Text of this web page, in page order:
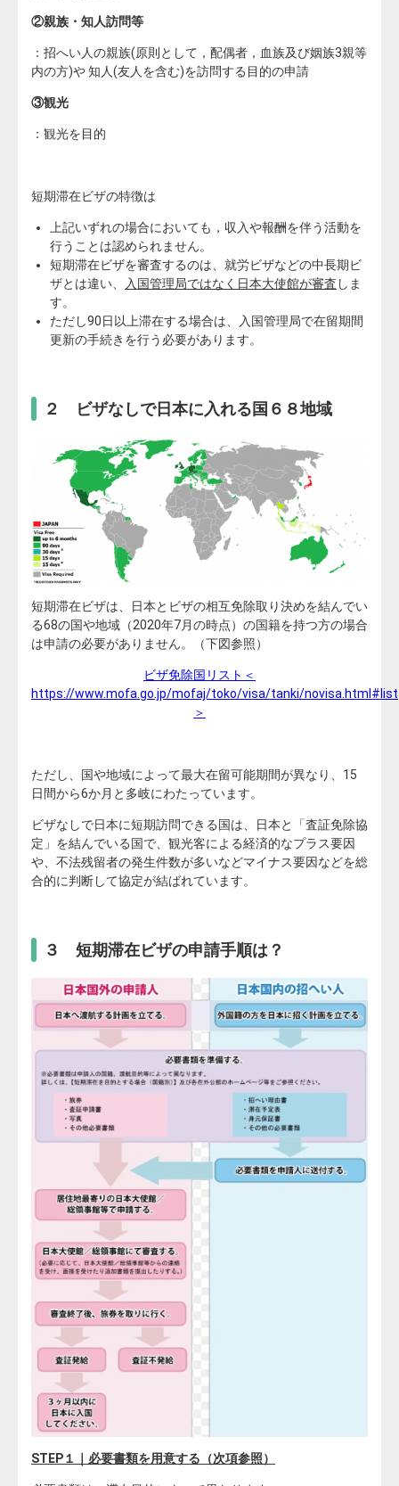
②親族・知人訪問等
：招へい人の親族(原則として，配偶者，血族及び姻族3親等
内の方)や 知人(友人を含む)を訪問する目的の申請
③観光
：観光を目的
短期滞在ビザの特徴は
上記いずれの場合においても，収入や報酬を伴う活動を
行うことは認められません。
短期滞在ビザを審査するのは、就労ビザなどの中長期ビ
ザとは違い、
入国管理局ではなく日本大使館が審査 しま
す。
ただし90日以上滞在する場合は、入国管理局で在留期間
更新の手続きを行う必要があります。
２ ビザなしで日本に入れる国６８地域
短期滞在ビザは、
日本とビザの相互免除取り決めを結んでい
る68の国や地域（2020年7月の時点）の国籍を持つ方の場合
は申請の必要がありません。（下図参照）
ビザ免除国リスト＜
https://www.mofa.go.jp/mofaj/toko/visa/tanki/novisa.html#list
＞
ただし、国や地域によって最大在留可能期間が異なり、15
日間から6か月と多岐にわたっています。
ビザなしで日本に短期訪問できる国は、日本と「査証免除協
定」を結んでいる国で、観光客による経済的なプラス要因
や、不法残留者の発生件数が多いなどマイナス要因などを総
合的に判断して協定が結ばれています。
３ 短期滞在ビザの申請手順は？
STEP１｜必要書類を用意する（次項参照）